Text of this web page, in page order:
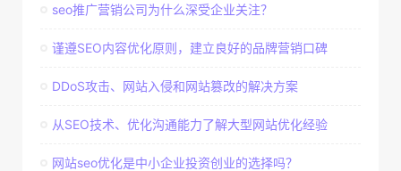
seo推广营销公司为什么深受企业关注？
谨遵SEO内容优化原则，建立良好的品牌营销口碑
DDoS攻击、网站入侵和网站篡改的解决方案
从SEO技术、优化沟通能力了解大型网站优化经验
网站seo优化是中小企业投资创业的选择吗？